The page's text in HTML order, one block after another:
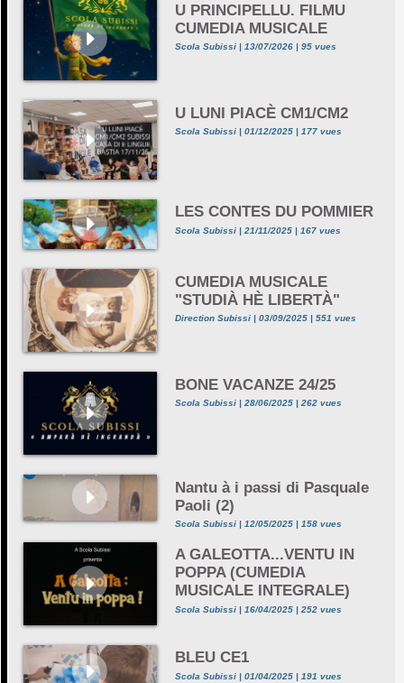
U PRINCIPELLU. FILMU
CUMEDIA MUSICALE
Scola Subissi | 13/07/2026 | 95 vues
U LUNI PIACÈ CM1/CM2
Scola Subissi | 01/12/2025 | 177 vues
LES CONTES DU POMMIER
Scola Subissi | 21/11/2025 | 167 vues
CUMEDIA MUSICALE
"STUDIÀ HÈ LIBERTÀ"
Direction Subissi | 03/09/2025 | 551 vues
BONE VACANZE 24/25
Scola Subissi | 28/06/2025 | 262 vues
Nantu à i passi di Pasquale
Paoli (2)
Scola Subissi | 12/05/2025 | 158 vues
A GALEOTTA...VENTU IN
POPPA (CUMEDIA
MUSICALE INTEGRALE)
Scola Subissi | 16/04/2025 | 252 vues
BLEU CE1
Scola Subissi | 01/04/2025 | 191 vues